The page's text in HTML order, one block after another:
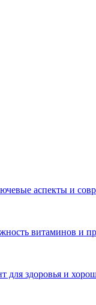
аспекты и
витаминов и
здоровья и